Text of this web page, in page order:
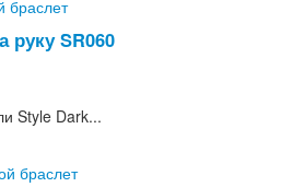
руку SR060
Style Dark...